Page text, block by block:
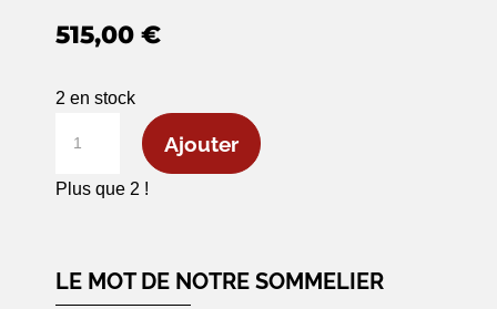
515,00 €
2 en stock
Jéroboam
«
Ajouter
Plus que 2 !
LE MOT DE NOTRE SOMMELIER